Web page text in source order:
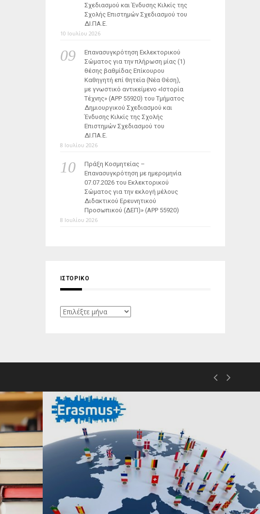
Σχεδιασμού και Ένδυσης Κιλκίς της
Σχολής Επιστημών Σχεδιασμού του
ΔΙ.ΠΑ.Ε.
10 Ιουλίου 2026
Επανασυγκρότηση Εκλεκτορικού
Σώματος για την πλήρωση μίας (1)
θέσης βαθμίδας Επίκουρου
Καθηγητή επί θητεία (Νέα Θέση),
με γνωστικό αντικείμενο «Ιστορία
Τέχνης» (ΑΡΡ 55920) του Τμήματος
Δημιουργικού Σχεδιασμού και
Ένδυσης Κιλκίς της Σχολής
Επιστημών Σχεδιασμού του
ΔΙ.ΠΑ.Ε.
8 Ιουλίου 2026
Πράξη Κοσμητείας –
Επανασυγκρότηση με ημερομηνία
07.07.2026 του Εκλεκτορικού
Σώματος για την εκλογή μέλους
Διδακτικού Ερευνητικού
Προσωπικού (ΔΕΠ)» (APP 55920)
8 Ιουλίου 2026
ΙΣΤΟΡΙΚΌ
Ιστορικό